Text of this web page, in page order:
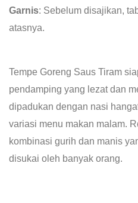
Garnis: Sebelum disajikan,
atasnya.
Tempe Goreng Saus Tiram
pendamping yang lezat dan
dipadukan dengan nasi
variasi menu makan malam.
kombinasi gurih dan manis
disukai oleh banyak orang.